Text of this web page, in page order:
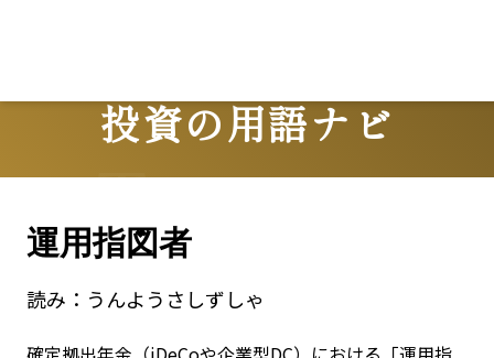
投資の用語ナビ
Terms
運用指図者
読み： うんようさしずしゃ